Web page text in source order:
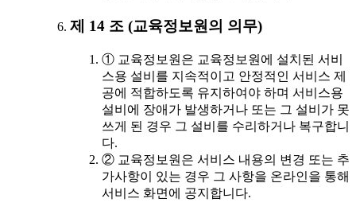
제 14 조 (교육정보원의 의무)
① 교육정보원은 교육정보원에 설치된 서비
스용 설비를 지속적이고 안정적인 서비스 제
공에 적합하도록 유지하여야 하며 서비스용
설비에 장애가 발생하거나 또는 그 설비가 못
쓰게 된 경우 그 설비를 수리하거나 복구합니
다.
② 교육정보원은 서비스 내용의 변경 또는 추
가사항이 있는 경우 그 사항을 온라인을 통해
서비스 화면에 공지합니다.